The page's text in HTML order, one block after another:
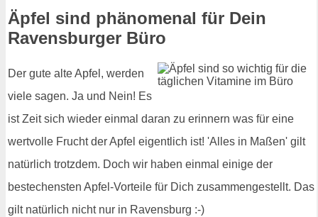
Äpfel sind phänomenal für Dein
Ravensburger Büro
Der gute alte Apfel, werden
viele sagen. Ja und Nein! Es
ist Zeit sich wieder einmal daran zu erinnern was für eine
wertvolle Frucht der Apfel eigentlich ist! 'Alles in Maßen' gilt
natürlich trotzdem. Doch wir haben einmal einige der
bestechensten Apfel-Vorteile für Dich zusammengestellt. Das
gilt natürlich nicht nur in Ravensburg :-)